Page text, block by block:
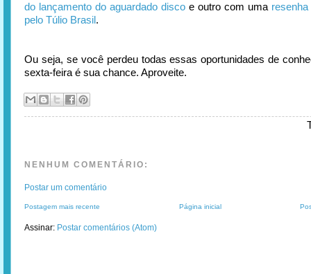
do lançamento do aguardado disco e outro com uma
pelo Túlio Brasil.
Ou seja, se você perdeu todas essas oportunidades de
sexta-feira é sua chance. Aproveite.
NENHUM COMENTÁRIO:
Postar um comentário
Postagem mais recente Página inicial
Assinar: Postar comentários (Atom)